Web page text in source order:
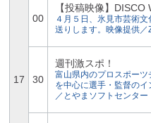
17
00
【投稿映像】
４月５日、氷見市芸術
送りします。映像提供／
30
週刊激スポ！
富山県内のプロスポー
を中心に選手・監督の
／とやまソフトセンター